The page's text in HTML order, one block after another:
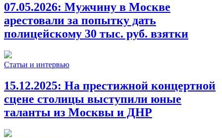
07.05.2026: Мужчину в Москве
арестовали за попытку дать
полицейскому 30 тыс. руб. взятки
Статьи и интервью
15.12.2025: На престижной концертной
сцене столицы выступили юные
таланты из Москвы и ДНР